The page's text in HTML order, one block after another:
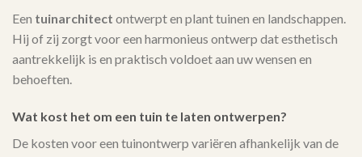
Een tuinarchitect ontwerpt en plant tuinen en landschappen.
Hij of zij zorgt voor een harmonieus ontwerp dat esthetisch
aantrekkelijk is en praktisch voldoet aan uw wensen en
behoeften.
Wat kost het om een tuin te laten ontwerpen?
De kosten voor een tuinontwerp variëren afhankelijk van de